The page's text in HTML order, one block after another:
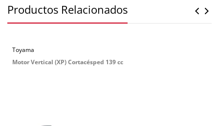
Productos Relacionados
Toyama
Motor Vertical (XP) Cortacésped 139 cc